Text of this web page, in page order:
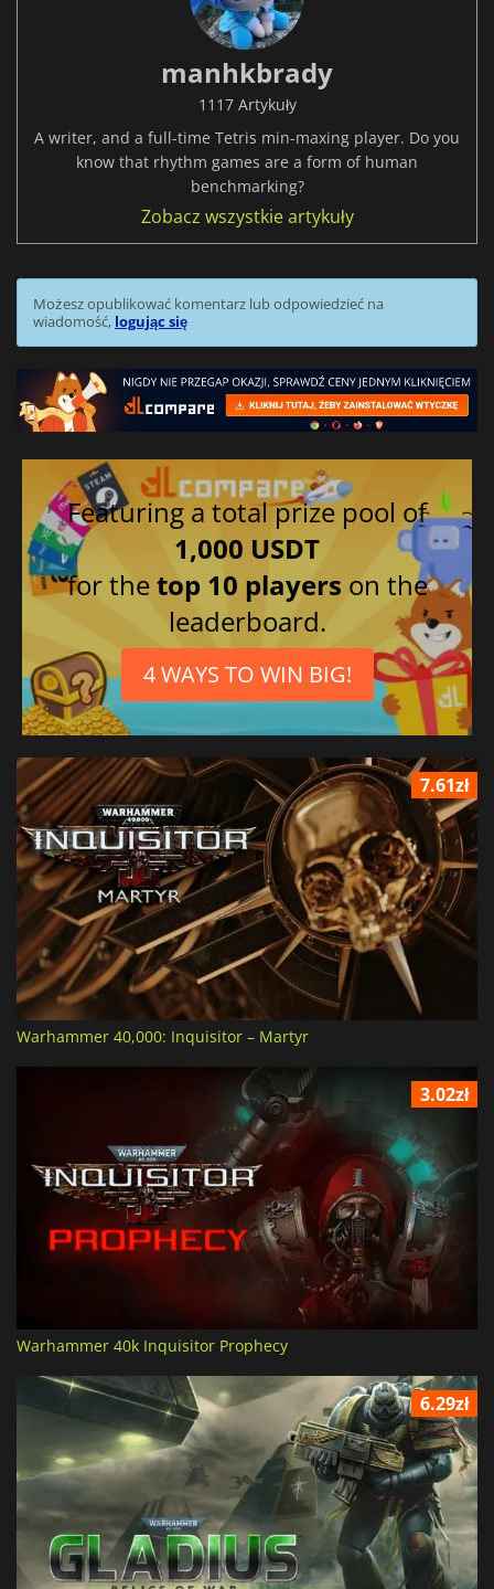
manhkbrady
1117 Artykuły
A writer, and a full-time Tetris min-maxing player. Do you
know that rhythm games are a form of human
benchmarking?
Zobacz wszystkie artykuły
Możesz opublikować komentarz lub odpowiedzieć na
wiadomość, logując się
Featuring a total prize pool of
1,000 USDT
for thetop 10 players on the
leaderboard.
4 WAYS TO WIN BIG!
7.61zł
Warhammer 40,000: Inquisitor – Martyr
3.02zł
Warhammer 40k Inquisitor Prophecy
6.29zł